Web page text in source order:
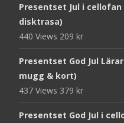
Presentset Jul i
disktrasa)
440 Views 209 kr
Presentset God Jul
mugg & kort)
437 Views 379 kr
Presentset God Jul i